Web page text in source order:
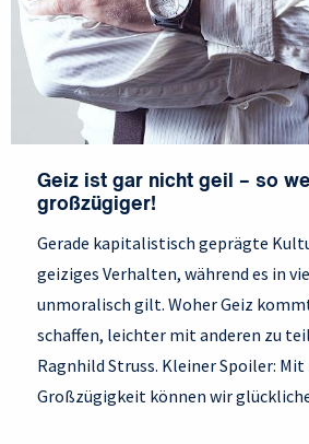
Geiz ist gar nicht geil – so
großzügiger!
Gerade kapitalistisch geprägte
geiziges Verhalten, während es in
unmoralisch gilt. Woher Geiz
schaffen, leichter mit anderen zu
Ragnhild Struss. Kleiner Spoiler:
Großzügigkeit können wir